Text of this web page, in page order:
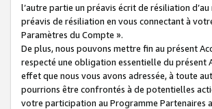
l’autre partie un préavis écrit de résiliation
préavis de résiliation en vous connectant à
Paramètres du Compte ».
De plus, nous pouvons mettre fin au présent
respecté une obligation essentielle du présent
effet que nous vous avons adressée, à toute
pourrions être confrontés à de potentielles
votre participation au Programme Partenaires